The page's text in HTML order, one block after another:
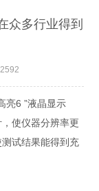
众多行业得到
亮6 ”液晶显示
使仪器分辨率更
试结果能得到充